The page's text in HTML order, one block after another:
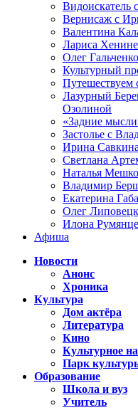
Вернисаж с
Валентина
Лариса
Олег Гальченко
Культурный
Путешествуем
Лазурный
Озолиной
«Задние
Застолье с
Ирина
Светлана
Наталья
Владимир
Екатерина
Олег
Илона
Афиша
Новости
Анонс
Хроника
Культура
Дом актёра
Литература
Кино
Культурное
Парк
Образование
Школа и вуз
Учитель